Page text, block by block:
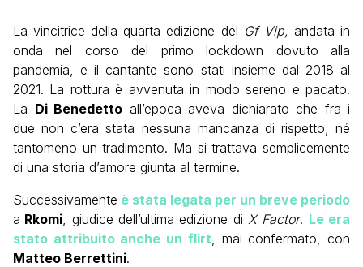
La vincitrice della quarta edizione del Gf Vip, andata in
onda nel corso del primo lockdown dovuto alla
pandemia, e il cantante sono stati insieme dal 2018 al
2021. La rottura è avvenuta in modo sereno e pacato.
La Di Benedetto all’epoca aveva dichiarato che fra i
due non c’era stata nessuna mancanza di rispetto, né
tantomeno un tradimento. Ma si trattava semplicemente
di una storia d’amore giunta al termine.
Successivamente è stata legata per un breve periodo
a Rkomi , giudice dell’ultima edizione di X Factor. Le era
stato attribuito anche un flirt , mai confermato, con
Matteo Berrettini.